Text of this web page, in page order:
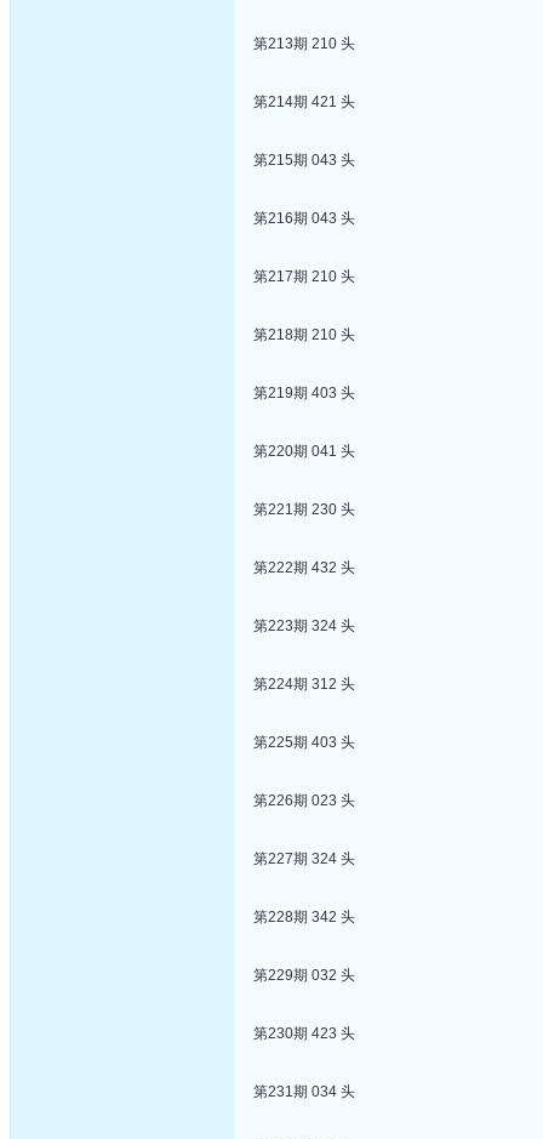
第213期 210 头
第214期 421 头
第215期 043 头
第216期 043 头
第217期 210 头
第218期 210 头
第219期 403 头
第220期 041 头
第221期 230 头
第222期 432 头
第223期 324 头
第224期 312 头
第225期 403 头
第226期 023 头
第227期 324 头
第228期 342 头
第229期 032 头
第230期 423 头
第231期 034 头